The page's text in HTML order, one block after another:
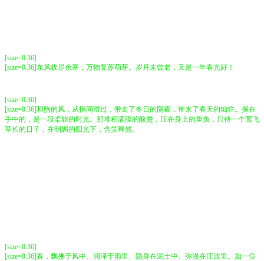
[size=0.36]
[size=0.36]东风收尽余寒，万物复苏萌芽。岁月未曾老，又是一年春光好！
[size=0.36]
[size=0.36]和煦的风，从指间滑过，带走了冬日的阴霾，带来了春天的灿烂。握在
手中的，是一段柔软的时光。那堆积满腹的酸楚，压在身上的重负，只待一个莺飞
草长的日子，在明媚的阳光下，含笑释然。
[size=0.36]
[size=0.36]春，飘拂于风中、润泽于雨里、隐身在泥土中、弥漫在江波里。如一位